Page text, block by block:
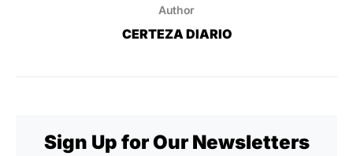
Author
CERTEZA DIARIO
Sign Up for Our Newsletters